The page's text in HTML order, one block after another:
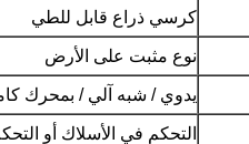
كرسي ذراع قابل للطي
نوع مثبت على الأرض
يدوي / شبه آلي / بمحرك
التحكم في الأسلاك أو